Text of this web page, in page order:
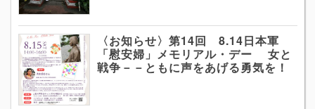
〈お知らせ〉第14回 8.14日本軍
「慰安婦」メモリアル・デー 女と
戦争－－ともに声をあげる勇気を！